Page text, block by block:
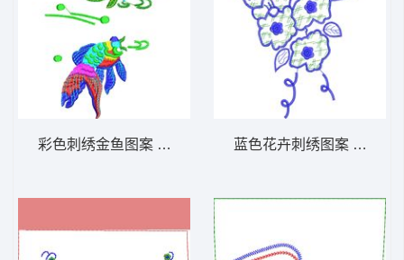
彩色刺绣金鱼图案 金鱼的图案图案_电脑刺绣
蓝色花卉刺绣图案 抽象花